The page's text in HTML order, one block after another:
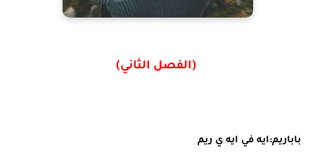
(الفصل الثاني)
باباريم:ايه في ايه ي ريم